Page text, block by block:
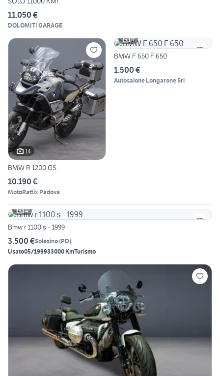
11.050 €
DOLOMITI GARAGE
14
BMW R 1200 GS
10.190 €
MotoRattix Padova
6
BMW F 650 F 650
1.500 €
Autosalone Longarone Srl
4
Bmw r 1100 s - 1999
3.500 €Solesino(PD)
Usato05/199933000 KmTurismo